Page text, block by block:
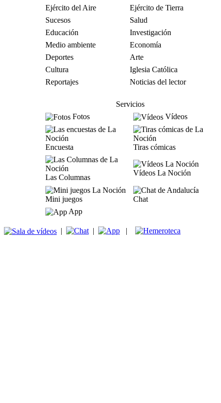
Ejército del Aire
Ejército de Tierra
Sucesos
Salud
Educación
Investigación
Medio ambiente
Economía
Deportes
Arte
Cultura
Iglesia Católica
Reportajes
Noticias del lector
Servicios
Fotos
Vídeos
Encuesta Tiras cómicas
Las Columnas
Vídeos La Noción
Mini juegos
Chat
App
| | |